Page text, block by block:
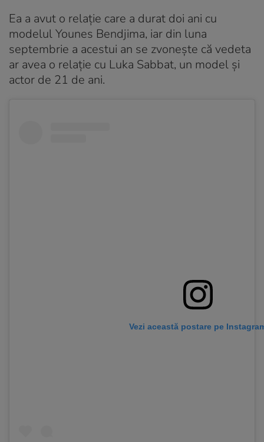
Ea a avut o relație care a durat doi ani cu
modelul Younes Bendjima, iar din luna
septembrie a acestui an se zvonește că vedeta
ar avea o relație cu Luka Sabbat, un model și
actor de 21 de ani.
Vezi această postare pe